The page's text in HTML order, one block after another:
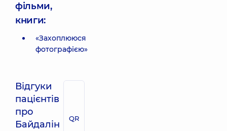
фільми,
книги:
«Захоплююся
фотографією»
Відгуки
пацієнтів
про
Байдалін
QR